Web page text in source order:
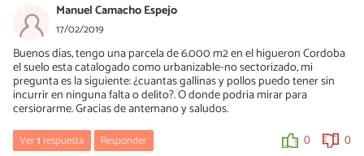
Manuel Camacho Espejo
17/02/2019
Buenos días, tengo una parcela de 6.000 m2 en el higueron Cordoba
el suelo esta catalogado como urbanizable-no sectorizado, mi
pregunta es la siguiente: ¿cuantas gallinas y pollos puedo tener sin
incurrir en ninguna falta o delito?. O donde podria mirar para
cersiorarme. Gracias de antemano y saludos.
Ver1respuesta Responder 0 0